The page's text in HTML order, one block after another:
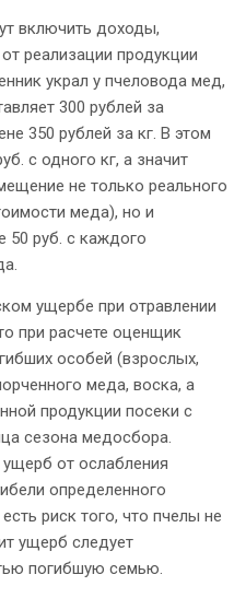
включить доходы,
реализации продукции
украл у пчеловода мед,
300 рублей за
350 рублей за кг. В этом
с одного кг, а значит
не только реального
меда), но и
50 руб. с каждого
ущербе при отравлении
при расчете оценщик
особей (взрослых,
меда, воска, а
продукции посеки с
сезона медосбора.
от ослабления
определенного
риск того, что пчелы не
ущерб следует
погибшую семью.